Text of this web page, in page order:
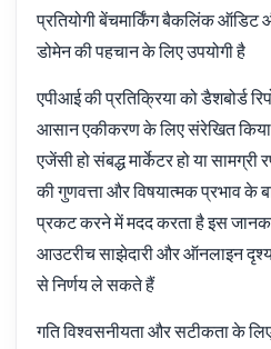
प्रतियोगी बेंचमार्किंग बैकलिंक ऑडिट
डोमेन की पहचान के लिए उपयोगी है
एपीआई की प्रतिक्रिया को डैशबोर्ड
आसान एकीकरण के लिए संरेखित
एजेंसी हो संबद्ध मार्केटर हो या
की गुणवत्ता और विषयात्मक प्रभाव के
प्रकट करने में मदद करता है इस
आउटरीच साझेदारी और ऑनलाइन
से निर्णय ले सकते हैं
गति विश्वसनीयता और सटीकता के